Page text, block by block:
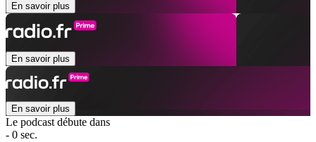
En savoir plus
En savoir plus
En savoir plus
Le podcast débute dans
- 0 sec.